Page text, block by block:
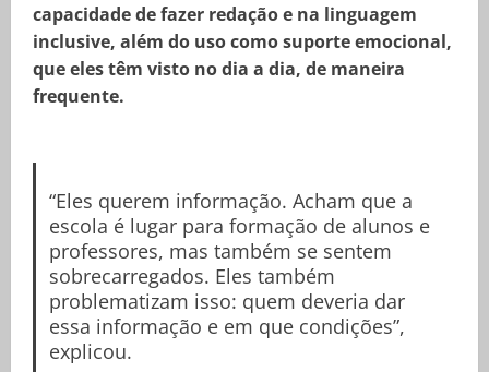
capacidade de fazer redação e na linguagem
inclusive, além do uso como suporte emocional,
que eles têm visto no dia a dia, de maneira
frequente.
“Eles querem informação. Acham que a
escola é lugar para formação de alunos e
professores, mas também se sentem
sobrecarregados. Eles também
problematizam isso: quem deveria dar
essa informação e em que condições”,
explicou.